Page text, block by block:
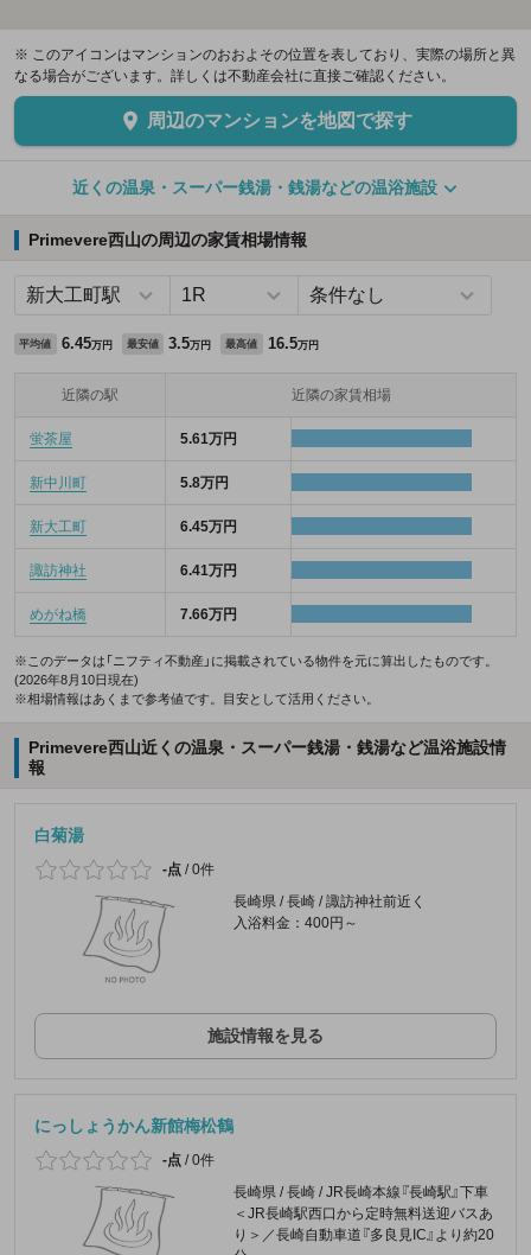
※ このアイコンはマンションのおおよその位置を表しており、実際の場所と異
なる場合がございます。詳しくは不動産会社に直接ご確認ください。
周辺のマンションを地図で探す
近くの温泉・スーパー銭湯・銭湯などの温浴施設
Primevere西山の周辺の家賃相場情報
平均値 6.45万円 最安値 3.5万円 最高値 16.5万円
近隣の駅 近隣の家賃相場
蛍茶屋 5.61万円
新中川町 5.8万円
新大工町 6.45万円
諏訪神社 6.41万円
めがね橋 7.66万円
※このデータは「ニフティ不動産」に掲載されている物件を元に算出したものです。
(2026年8月10日現在)
※相場情報はあくまで参考値です。目安として活用ください。
Primevere西山近くの温泉・スーパー銭湯・銭湯など温浴施設情
報
白菊湯
-点 /0件
長崎県 / 長崎 / 諏訪神社前近く
入浴料金：400円～
施設情報を見る
にっしょうかん新館梅松鶴
-点 /0件
長崎県 / 長崎 / JR長崎本線『長崎駅』下車
＜JR長崎駅西口から定時無料送迎バスあ
り＞／長崎自動車道『多良見IC』より約20